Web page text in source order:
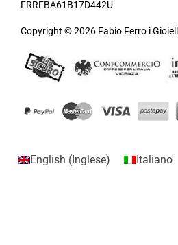
FRRFBA61B17D442U
Copyright © 2026 Fabio Ferro i
English (Inglese) Italiano